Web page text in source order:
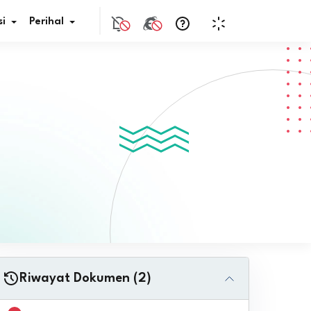
JDIH
Perihal
Riwayat Dokumen (2)